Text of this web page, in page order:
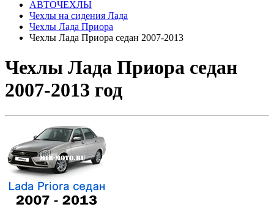
АВТОЧЕХЛЫ
Чехлы на сидения Лада
Чехлы Лада Приора
Чехлы Лада Приора седан 2007-2013
Чехлы Лада Приора седан
2007-2013 год